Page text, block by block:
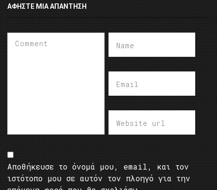
ΑΦΉΣΤΕ ΜΙΑ ΑΠΆΝΤΗΣΗ
Αποθήκευσε το όνομά μου, email, και τον
ιστότοπο μου σε αυτόν τον πλοηγό για την